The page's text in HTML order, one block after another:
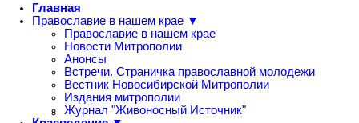
Главная
Православие в нашем крае ▼
Православие в нашем крае
Новости Митрополии
Анонсы
Встречи. Страничка православной молодежи
Вестник Новосибирской Митрополии
Издания митрополии
Журнал "Живоносный Источник"